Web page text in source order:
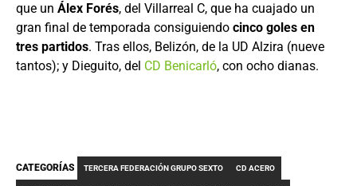
que un Álex Forés, del Villarreal C, que ha cuajado un
gran final de temporada consiguiendo cinco goles en
tres partidos. Tras ellos, Belizón, de la UD Alzira (nueve
tantos); y Dieguito, del CD Benicarló, con ocho dianas.
CATEGORÍAS TERCERA FEDERACIÓN GRUPO SEXTO CD ACERO